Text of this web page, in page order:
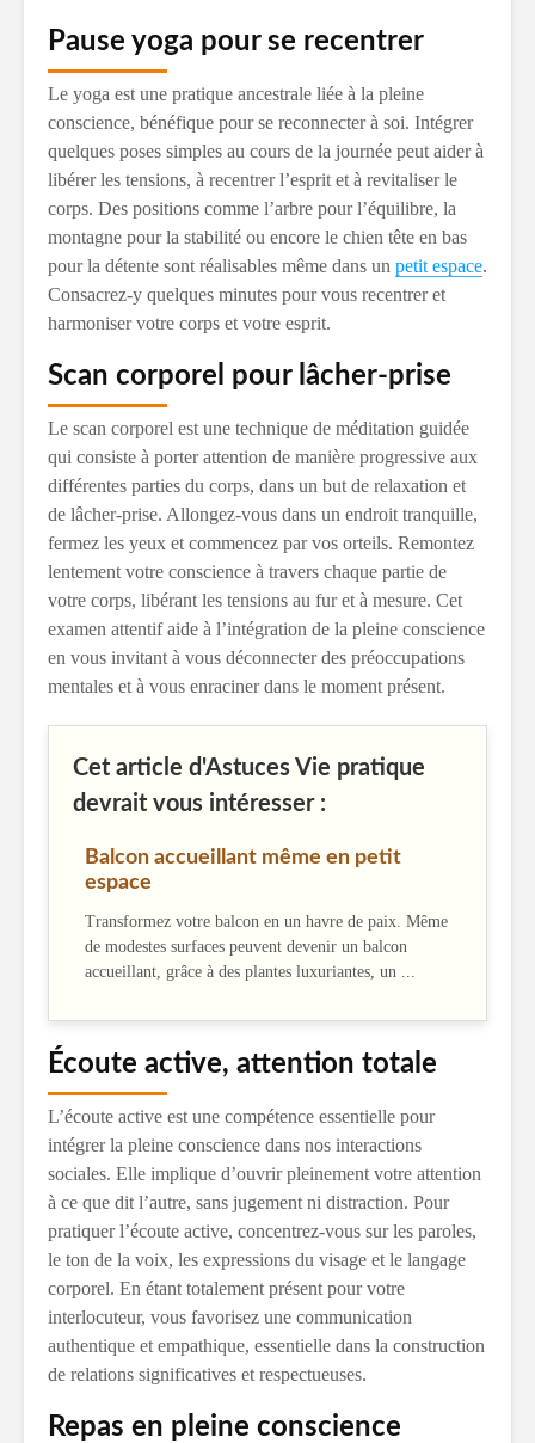
Pause yoga pour se recentrer
Le yoga est une pratique ancestrale liée à la pleine
conscience, bénéfique pour se reconnecter à soi. Intégrer
quelques poses simples au cours de la journée peut aider à
libérer les tensions, à recentrer l’esprit et à revitaliser le
corps. Des positions comme l’arbre pour l’équilibre, la
montagne pour la stabilité ou encore le chien tête en bas
pour la détente sont réalisables même dans un petit espace.
Consacrez-y quelques minutes pour vous recentrer et
harmoniser votre corps et votre esprit.
Scan corporel pour lâcher-prise
Le scan corporel est une technique de méditation guidée
qui consiste à porter attention de manière progressive aux
différentes parties du corps, dans un but de relaxation et
de lâcher-prise. Allongez-vous dans un endroit tranquille,
fermez les yeux et commencez par vos orteils. Remontez
lentement votre conscience à travers chaque partie de
votre corps, libérant les tensions au fur et à mesure. Cet
examen attentif aide à l’intégration de la pleine conscience
en vous invitant à vous déconnecter des préoccupations
mentales et à vous enraciner dans le moment présent.
Cet article d'Astuces Vie pratique
devrait vous intéresser :
Balcon accueillant même en petit
espace
Transformez votre balcon en un havre de paix. Même
de modestes surfaces peuvent devenir un balcon
accueillant, grâce à des plantes luxuriantes, un ...
Écoute active, attention totale
L’écoute active est une compétence essentielle pour
intégrer la pleine conscience dans nos interactions
sociales. Elle implique d’ouvrir pleinement votre attention
à ce que dit l’autre, sans jugement ni distraction. Pour
pratiquer l’écoute active, concentrez-vous sur les paroles,
le ton de la voix, les expressions du visage et le langage
corporel. En étant totalement présent pour votre
interlocuteur, vous favorisez une communication
authentique et empathique, essentielle dans la construction
de relations significatives et respectueuses.
Repas en pleine conscience